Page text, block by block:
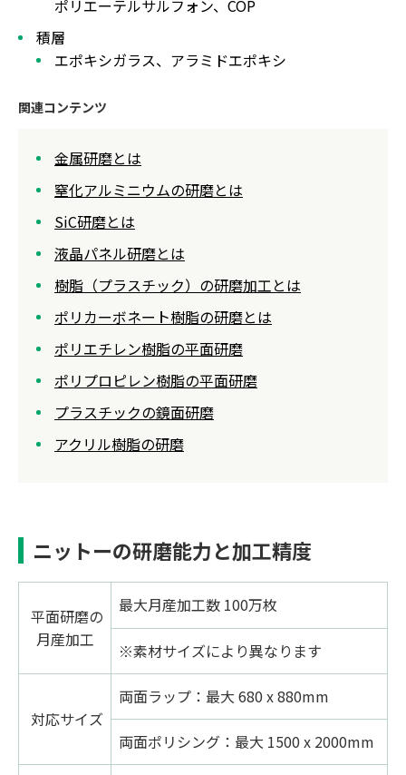
ポリエーテルサルフォン、COP
積層
エポキシガラス、アラミドエポキシ
関連コンテンツ
金属研磨とは
窒化アルミニウムの研磨とは
SiC研磨とは
液晶パネル研磨とは
樹脂（プラスチック）の研磨加工とは
ポリカーボネート樹脂の研磨とは
ポリエチレン樹脂の平面研磨
ポリプロピレン樹脂の平面研磨
プラスチックの鏡面研磨
アクリル樹脂の研磨
ニットーの研磨能力と加工精度
平面研磨の
月産加工
最大月産加工数 100万枚
※素材サイズにより異なります
対応サイズ
両面ラップ：最大 680 x 880mm
両面ポリシング：最大 1500 x 2000mm